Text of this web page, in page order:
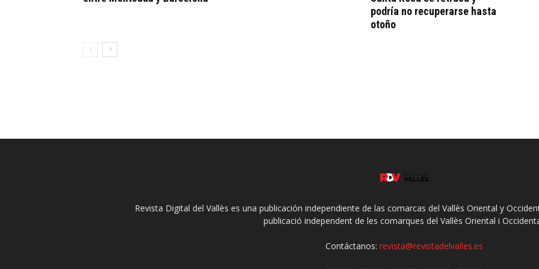
podría no recuperarse hasta
otoño
Revista Digital del Vallès es una publicación independiente de las comarcas del Vallès Oriental y
publicació independent de les comarques del Vallès Oriental i
Contáctanos: revista@revistadelvalles.es